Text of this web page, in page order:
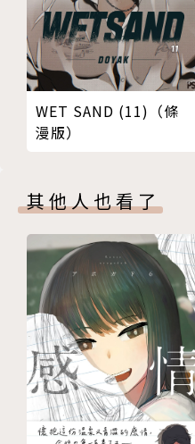
WET SAND (11)（條
漫版）
其他人也看了